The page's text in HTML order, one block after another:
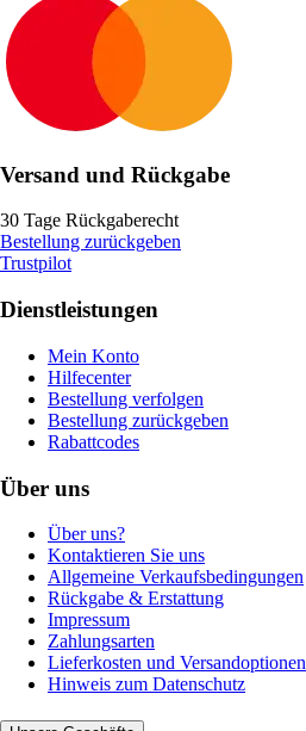
Versand und Rückgabe
30 Tage Rückgaberecht
Bestellung zurückgeben
Trustpilot
Dienstleistungen
Mein Konto
Hilfecenter
Bestellung verfolgen
Bestellung zurückgeben
Rabattcodes
Über uns
Über uns?
Kontaktieren Sie uns
Allgemeine Verkaufsbedingungen
Rückgabe & Erstattung
Impressum
Zahlungsarten
Lieferkosten und Versandoptionen
Hinweis zum Datenschutz